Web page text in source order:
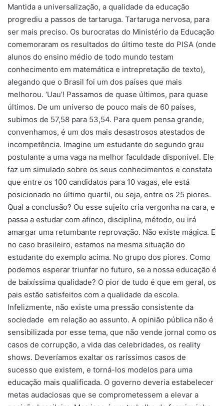
Mantida a universalização, a qualidade da educação
progrediu a passos de tartaruga. Tartaruga nervosa, para
ser mais preciso. Os burocratas do Ministério da Educação
comemoraram os resultados do último teste do PISA (onde
alunos do ensino médio de todo mundo testam
conhecimento em matemática e intrepretação de texto),
alegando que o Brasil foi um dos países que mais
melhorou. ‘Uau’! Passamos de quase últimos, para quase
últimos. De um universo de pouco mais de 60 países,
subimos de 57,58 para 53,54. Para quem pensa grande,
convenhamos, é um dos mais desastrosos atestados de
incompetência. Imagine um estudante do segundo grau
postulante a uma vaga na melhor faculdade disponível. Ele
faz um simulado sobre os seus conhecimentos e constata
que entre os 100 candidatos para 10 vagas, ele está
posicionado no último quartil, ou seja, entre os 25 piores.
Qual a conclusão? Ou esse sujeito cria vergonha na cara, e
passa a estudar com afinco, disciplina, método, ou irá
amargar uma retumbante reprovação. Não existe mágica. E
no caso brasileiro, estamos na mesma situação do
estudante do exemplo acima. No grupo dos piores. Como
podemos esperar triunfar no futuro, se a nossa educação é
de baixíssima qualidade? O pior de tudo é que em geral, os
pais estão satisfeitos com a qualidade da escola.
Infelizmente, não existe uma pressão consistente da
sociedade em relação ao assunto. A opinião pública não é
sensibilizada por esse tema, que não vende jornal como os
casos de corrupção, a vida das celebridades, os reality
shows. Deveríamos exaltar os raríssimos casos de
sucesso que existem, e torná-los modelos para uma
educação mais qualificada. O governo deveria estabelecer
metas audaciosas que se comprometessem a elevar a